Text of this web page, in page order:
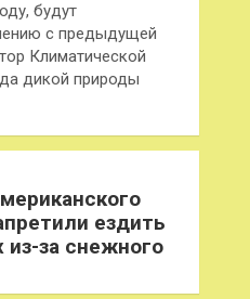
будут
с предыдущей
Климатической
дикой природы
ездить
из-за снежного